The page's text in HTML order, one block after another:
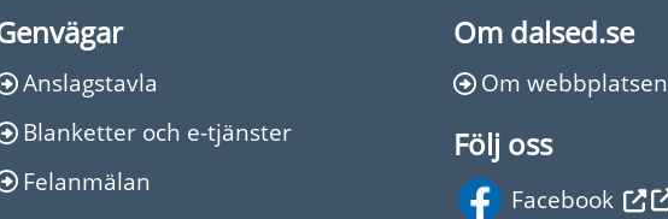
Anslagstavla
Blanketter och e-tjänster
Felanmälan
Om dalsed.se
Om webbplatsen
Följ oss
Facebook